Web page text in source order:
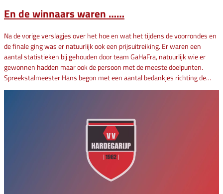
En de winnaars waren ……
Na de vorige verslagjes over het hoe en wat het tijdens de voorrondes en
de finale ging was er natuurlijk ook een prijsuitreiking. Er waren een
aantal statistieken bij gehouden door team GaHaFra, natuurlijk wie er
gewonnen hadden maar ook de persoon met de meeste doelpunten.
Spreekstalmeester Hans begon met een aantal bedankjes richting de…